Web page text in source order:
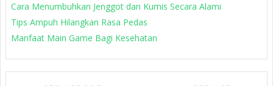
Cara Menumbuhkan Jenggot dan Kumis Secara Alami
Tips Ampuh Hilangkan Rasa Pedas
Manfaat Main Game Bagi Kesehatan